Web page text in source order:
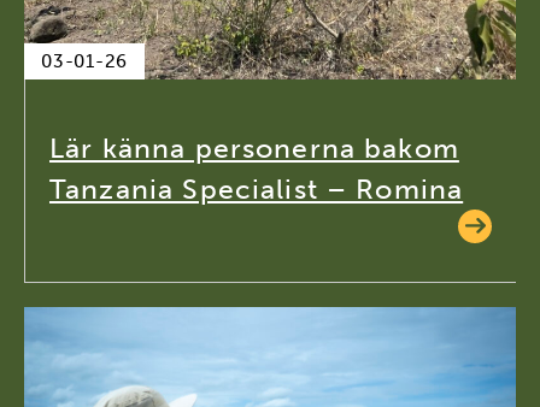
03-01-26
Lär känna personerna bakom
Tanzania Specialist – Romina